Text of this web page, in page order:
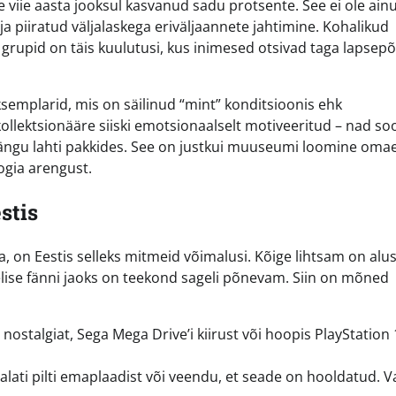
aasta jooksul kasvanud sadu protsente. See ei ole
piiratud väljalaskega eriväljaannete jahtimine. Kohalikud
on täis kuulutusi, kus inimesed otsivad taga
mis on säilinud “mint” konditsioonis ehk
siiski emotsionaalselt motiveeritud – nad
lahti pakkides. See on justkui muuseumi loomine
arengust.
Eestis selleks mitmeid võimalusi. Kõige lihtsam on
fänni jaoks on teekond sageli põnevam. Siin on mõned
Sega Mega Drive’i kiirust või hoopis PlayStation
pilti emaplaadist või veendu, et seade on hooldatud.